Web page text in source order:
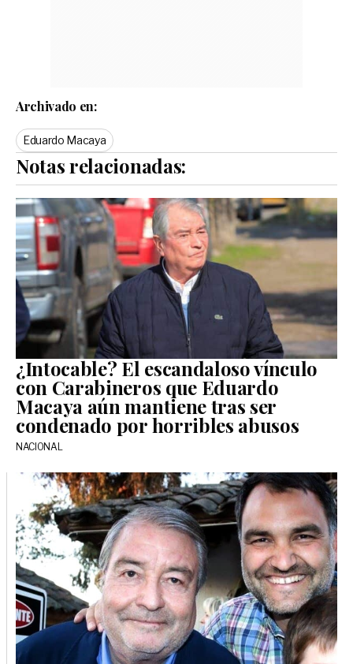
Archivado en:
Eduardo Macaya
Notas relacionadas:
¿Intocable? El escandaloso vínculo
con Carabineros que Eduardo
Macaya aún mantiene tras ser
condenado por horribles abusos
NACIONAL